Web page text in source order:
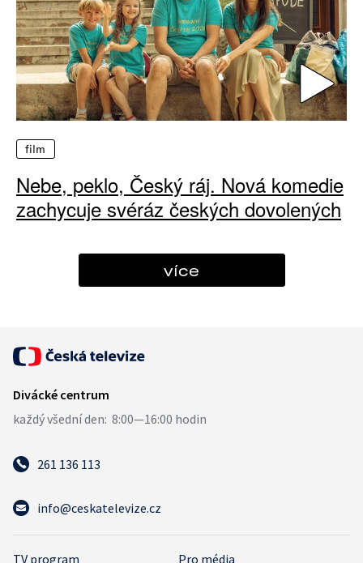
film
Nebe, peklo, Český ráj. Nová komedie
zachycuje svéráz českých dovolených
více
261 136 113
info@ceskatelevize.cz
TV program Pro média